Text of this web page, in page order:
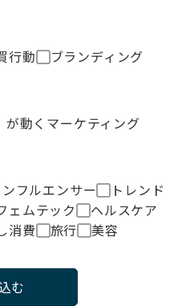
行動 ブランディング
が動くマーケティング
フルエンサー
トレンド
ェムテック
ヘルスケア
消費 旅行
美容